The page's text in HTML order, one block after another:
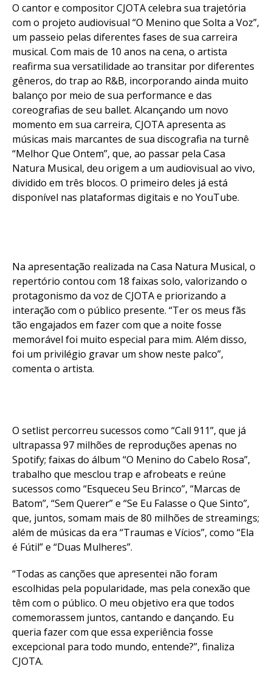
O cantor e compositor CJOTA celebra sua trajetória
com o projeto audiovisual “O Menino que Solta a Voz”,
um passeio pelas diferentes fases de sua carreira
musical. Com mais de 10 anos na cena, o artista
reafirma sua versatilidade ao transitar por diferentes
gêneros, do trap ao R&B, incorporando ainda muito
balanço por meio de sua performance e das
coreografias de seu ballet. Alcançando um novo
momento em sua carreira, CJOTA apresenta as
músicas mais marcantes de sua discografia na turnê
“Melhor Que Ontem”, que, ao passar pela Casa
Natura Musical, deu origem a um audiovisual ao vivo,
dividido em três blocos. O primeiro deles já está
disponível nas plataformas digitais e no YouTube.
Na apresentação realizada na Casa Natura Musical, o
repertório contou com 18 faixas solo, valorizando o
protagonismo da voz de CJOTA e priorizando a
interação com o público presente. “Ter os meus fãs
tão engajados em fazer com que a noite fosse
memorável foi muito especial para mim. Além disso,
foi um privilégio gravar um show neste palco”,
comenta o artista.
O setlist percorreu sucessos como “Call 911”, que já
ultrapassa 97 milhões de reproduções apenas no
Spotify; faixas do álbum “O Menino do Cabelo Rosa”,
trabalho que mesclou trap e afrobeats e reúne
sucessos como “Esqueceu Seu Brinco”, “Marcas de
Batom”, “Sem Querer” e “Se Eu Falasse o Que Sinto”,
que, juntos, somam mais de 80 milhões de streamings;
além de músicas da era “Traumas e Vícios”, como “Ela
é Fútil” e “Duas Mulheres”.
“Todas as canções que apresentei não foram
escolhidas pela popularidade, mas pela conexão que
têm com o público. O meu objetivo era que todos
comemorassem juntos, cantando e dançando. Eu
queria fazer com que essa experiência fosse
excepcional para todo mundo, entende?”, finaliza
CJOTA.